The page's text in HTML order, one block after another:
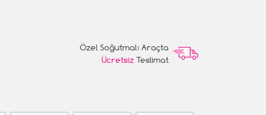
Özel Soğutmalı Araçta
Ücretsiz Teslimat